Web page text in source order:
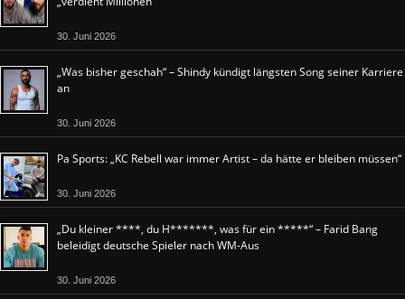
30. Juni 2026
„Was bisher geschah“ – Shindy kündigt längsten Song seiner Karriere
an
30. Juni 2026
Pa Sports: „KC Rebell war immer Artist – da hätte er bleiben müssen“
30. Juni 2026
„Du kleiner ****, du H*******, was für ein *****“ – Farid Bang
beleidigt deutsche Spieler nach WM-Aus
30. Juni 2026